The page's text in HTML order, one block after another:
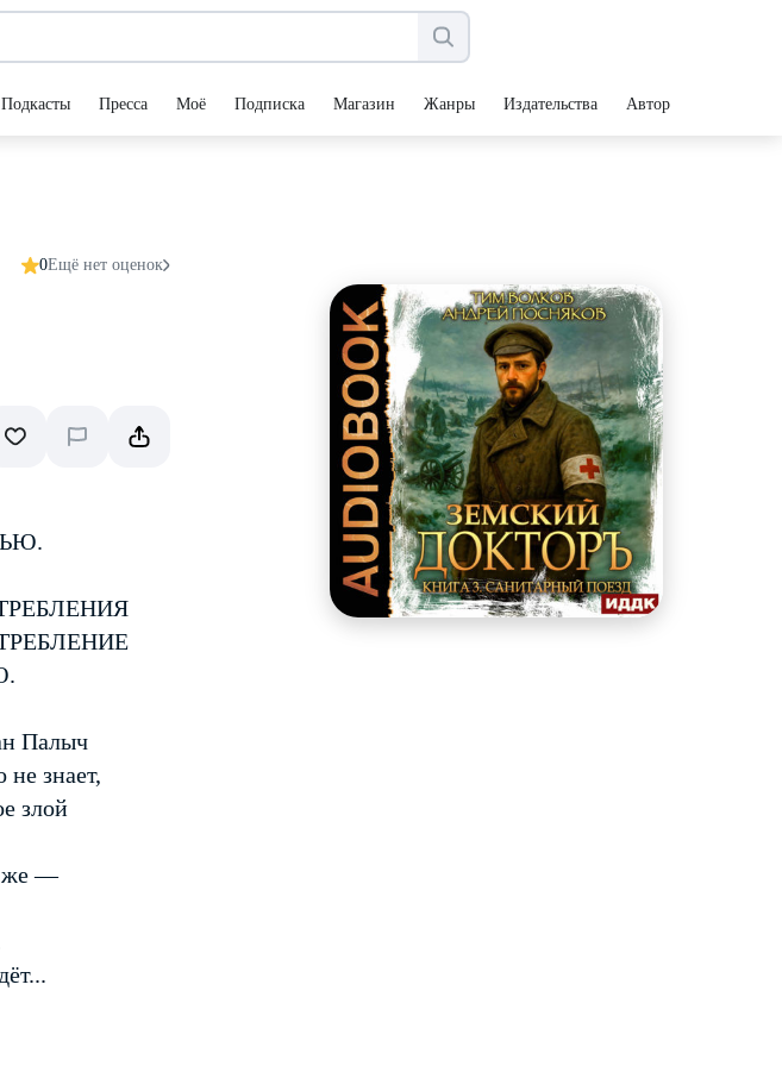
Подкасты Пресса Моё Подписка Магазин Жанры Издательства Авторы
0Ещё нет оценок
Палыч
знает,
злой
же —